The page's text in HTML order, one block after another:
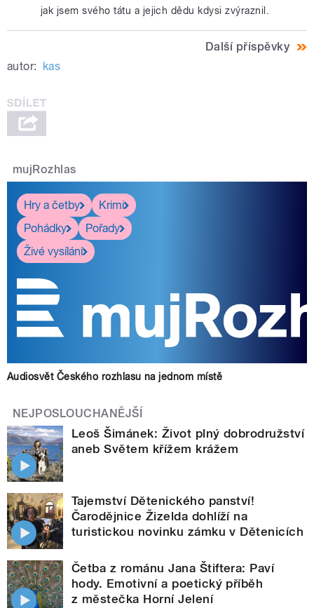
jak jsem svého tátu a jejich dědu kdysi zvýraznil.
Další příspěvky
autor: kas
mujRozhlas
Hry a četby
Krimi
Pohádky
Pořady
Živé vysílání
Audiosvět Českého rozhlasu na jednom místě
NEJPOSLOUCHANĚJŠÍ
Leoš Šimánek: Život plný dobrodružství
aneb Světem křížem krážem
Tajemství Dětenického panství!
Čarodějnice Žizelda dohlíží na
turistickou novinku zámku v Dětenicích
Četba z románu Jana Štiftera: Paví
hody. Emotivní a poetický příběh
z městečka Horní Jelení